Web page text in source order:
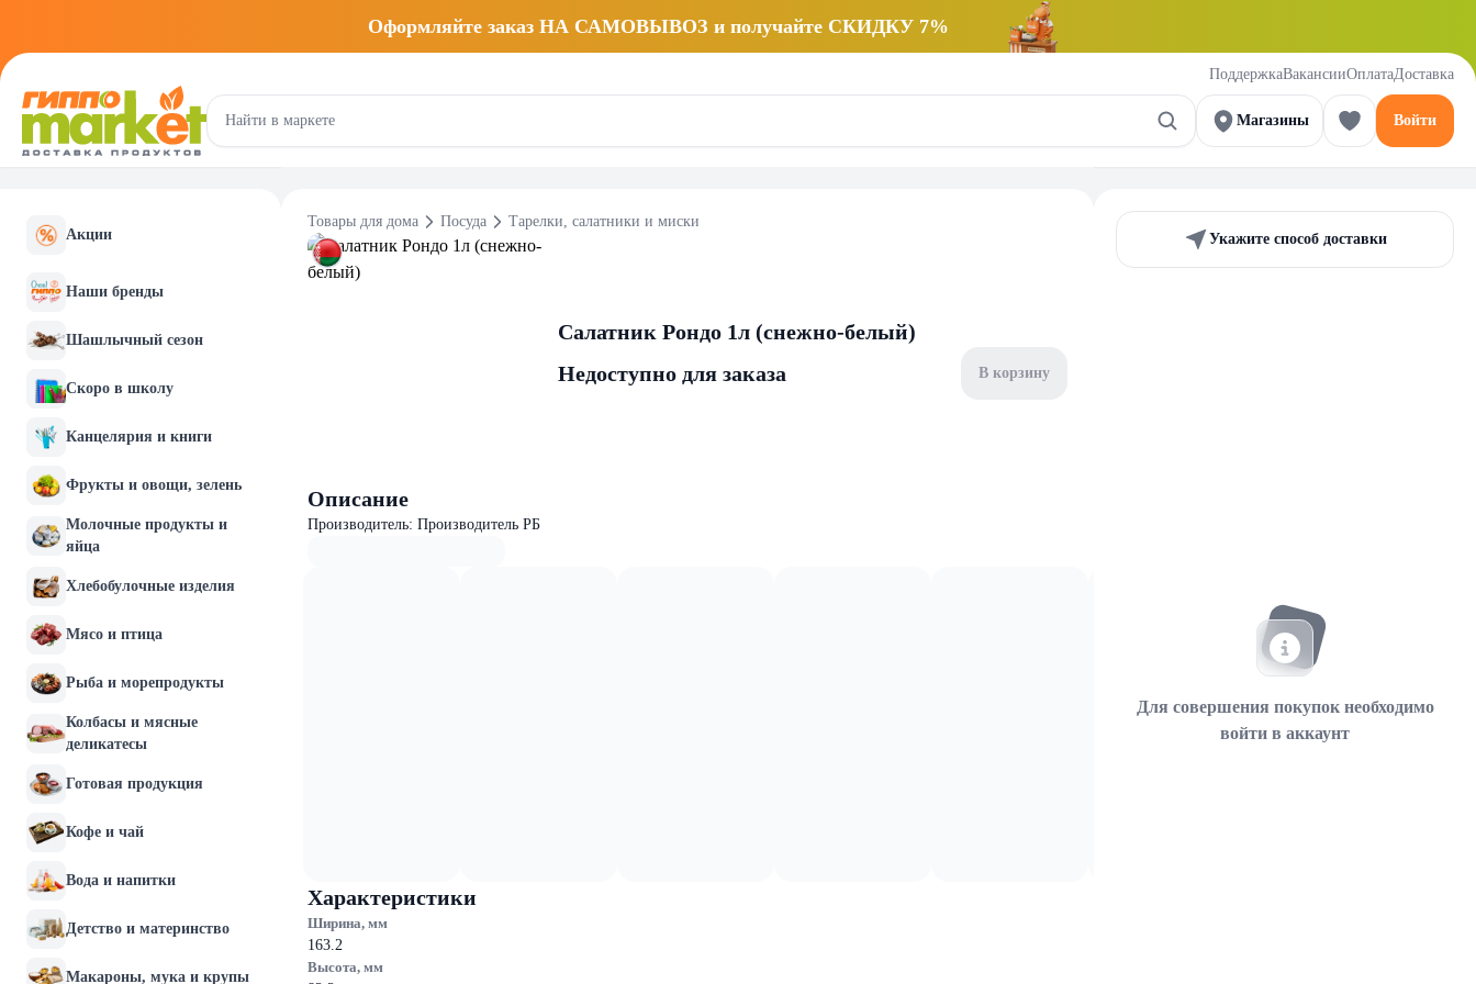
Оформляйте заказ НА САМОВЫВОЗ и получайте СКИДКУ 7%
ПоддержкаВакансииОплатаДоставка
Магазины Войти
Акции
Наши бренды
Шашлычный сезон
Скоро в школу
Канцелярия и книги
Фрукты и овощи, зелень
Молочные продукты и
яйца
Хлебобулочные изделия
Мясо и птица
Рыба и морепродукты
Колбасы и мясные
деликатесы
Готовая продукция
Кофе и чай
Вода и напитки
Детство и материнство
Макароны, мука и крупы
Товары для дома Посуда Тарелки, салатники и миски
Салатник Рондо 1л (снежно-белый)
Недоступно для заказа
В корзину
Описание
Производитель: Производитель РБ
Характеристики
Ширина, мм
163.2
Высота, мм
Укажите способ доставки
Для совершения покупок необходимо
войти в аккаунт